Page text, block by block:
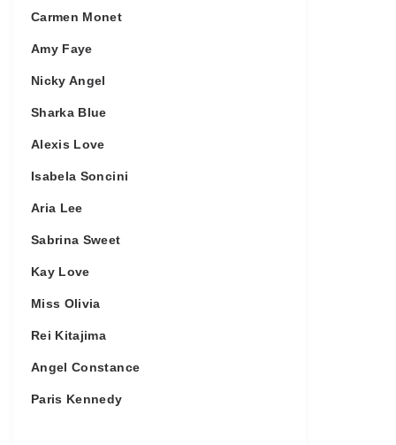
Carmen Monet
Amy Faye
Nicky Angel
Sharka Blue
Alexis Love
Isabela Soncini
Aria Lee
Sabrina Sweet
Kay Love
Miss Olivia
Rei Kitajima
Angel Constance
Paris Kennedy